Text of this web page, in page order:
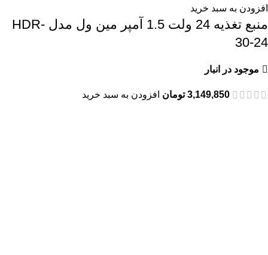
افزودن به سبد خرید
منبع تغذیه 24 ولت 1.5 آمپر مین ول مدل HDR-
30-24
موجود در انبار
3,149,850 تومان افزودن به سبد خرید